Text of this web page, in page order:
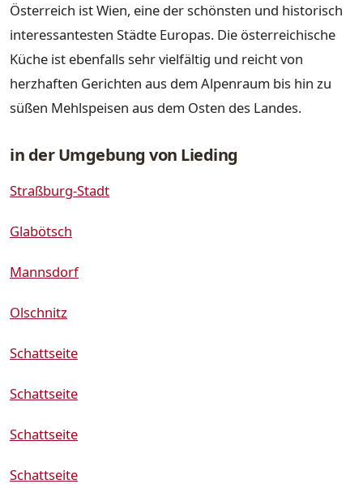
Österreich ist Wien, eine der schönsten und historisch
interessantesten Städte Europas. Die österreichische
Küche ist ebenfalls sehr vielfältig und reicht von
herzhaften Gerichten aus dem Alpenraum bis hin zu
süßen Mehlspeisen aus dem Osten des Landes.
in der Umgebung von Lieding
Straßburg-Stadt
Glabötsch
Mannsdorf
Olschnitz
Schattseite
Schattseite
Schattseite
Schattseite